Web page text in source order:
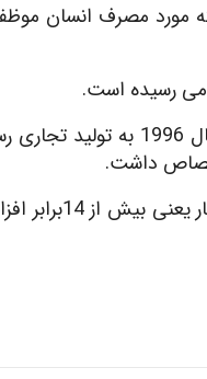
مورد مصرف انسان
داشت.
پس از گذشت 20 سال سطح